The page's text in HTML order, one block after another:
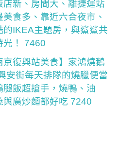
店新、房間大、離捷運站
美食多、靠近六合夜市、
的IKEA主題房，與鯊鯊共
光！ 7460
京復興站美食】家鴻燒鵝
安街每天排隊的燒臘便當
腿飯超搶手，燒鴨、油
與廣炒麵都好吃 7240